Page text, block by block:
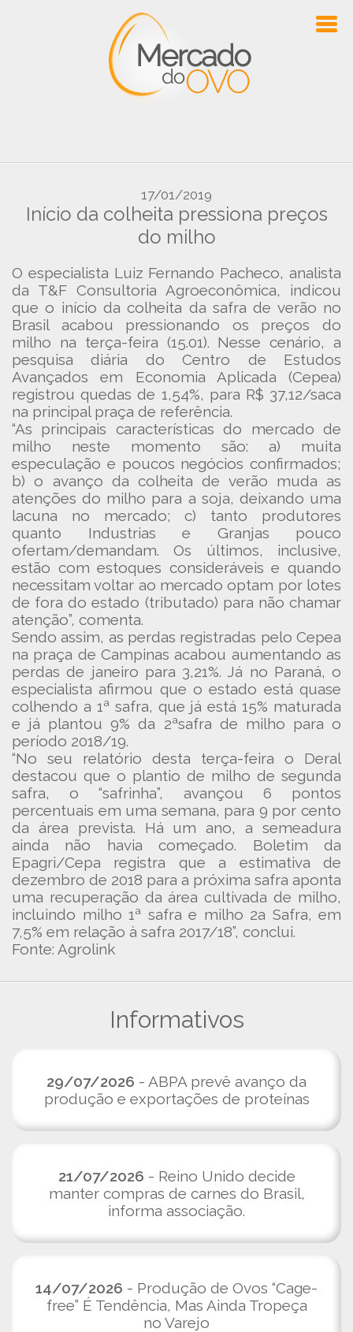
17/01/2019
Início da colheita pressiona preços
do milho
O especialista Luiz Fernando Pacheco, analista
da T&F Consultoria Agroeconômica, indicou
que o início da colheita da safra de verão no
Brasil acabou pressionando os preços do
milho na terça-feira (15.01). Nesse cenário, a
pesquisa diária do Centro de Estudos
Avançados em Economia Aplicada (Cepea)
registrou quedas de 1,54%, para R$ 37,12/saca
na principal praça de referência.
“As principais características do mercado de
milho neste momento são: a) muita
especulação e poucos negócios confirmados;
b) o avanço da colheita de verão muda as
atenções do milho para a soja, deixando uma
lacuna no mercado; c) tanto produtores
quanto Industrias e Granjas pouco
ofertam/demandam. Os últimos, inclusive,
estão com estoques consideráveis e quando
necessitam voltar ao mercado optam por lotes
de fora do estado (tributado) para não chamar
atenção”, comenta.
Sendo assim, as perdas registradas pelo Cepea
na praça de Campinas acabou aumentando as
perdas de janeiro para 3,21%. Já no Paraná, o
especialista afirmou que o estado está quase
colhendo a 1ª safra, que já está 15% maturada
e já plantou 9% da 2ªsafra de milho para o
período 2018/19.
“No seu relatório desta terça-feira o Deral
destacou que o plantio de milho de segunda
safra, o “safrinha”, avançou 6 pontos
percentuais em uma semana, para 9 por cento
da área prevista. Há um ano, a semeadura
ainda não havia começado. Boletim da
Epagri/Cepa registra que a estimativa de
dezembro de 2018 para a próxima safra aponta
uma recuperação da área cultivada de milho,
incluindo milho 1ª safra e milho 2a Safra, em
7,5% em relação à safra 2017/18”, conclui.
Fonte: Agrolink
Informativos
29/07/2026 - ABPA prevê avanço da
produção e exportações de proteínas
21/07/2026 - Reino Unido decide
manter compras de carnes do Brasil,
informa associação.
14/07/2026 - Produção de Ovos “Cage-
free” É Tendência, Mas Ainda Tropeça
no Varejo